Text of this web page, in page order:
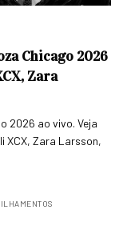
Chicago 2026
Zara
2026 ao vivo. Veja
XCX, Zara Larsson,